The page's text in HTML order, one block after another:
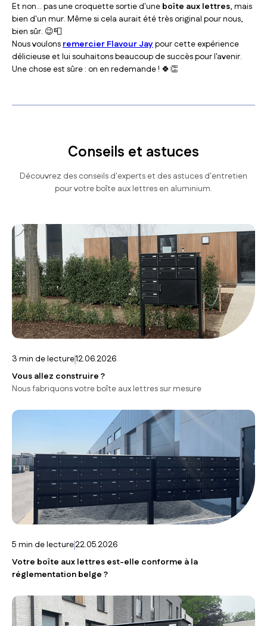
Et non… pas une croquette sortie d'une boîte aux lettres, mais
bien d'un mur. Même si cela aurait été très original pour nous,
bien sûr. 😉📮
Nous voulonsremercier Flavour Jaypour cette expérience
délicieuse et lui souhaitons beaucoup de succès pour l'avenir.
Une chose est sûre : on en redemande ! 🍀👏
Conseils et astuces
Découvrez des conseils d'experts et des astuces d'entretien
pour votre boîte aux lettres en aluminium.
3 min de lecture12.06.2026
Vous allez construire ?
Nous fabriquons votre boîte aux lettres sur mesure
5 min de lecture22.05.2026
Votre boîte aux lettres est-elle conforme à la
réglementation belge ?